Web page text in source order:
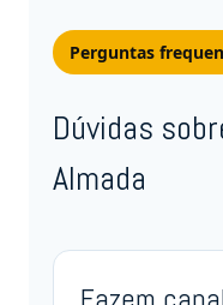
Perguntas
Dúvidas
Almada